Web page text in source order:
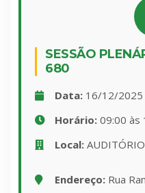
SESSÃO
680
Data: 16/12/2025
Horário: 09:00 às
Local: AUDITÓRIO
Endereço: Rua